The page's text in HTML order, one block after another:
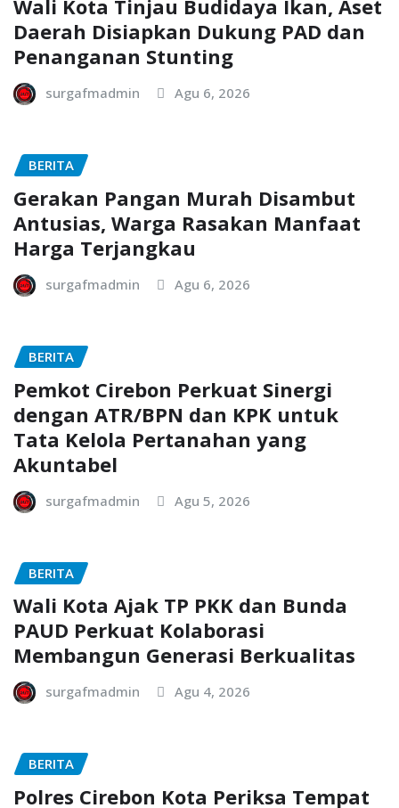
Wali Kota Tinjau Budidaya Ikan, Aset
Daerah Disiapkan Dukung PAD dan
Penanganan Stunting
surgafmadmin Agu 6, 2026
BERITA
Gerakan Pangan Murah Disambut
Antusias, Warga Rasakan Manfaat
Harga Terjangkau
surgafmadmin Agu 6, 2026
BERITA
Pemkot Cirebon Perkuat Sinergi
dengan ATR/BPN dan KPK untuk
Tata Kelola Pertanahan yang
Akuntabel
surgafmadmin Agu 5, 2026
BERITA
Wali Kota Ajak TP PKK dan Bunda
PAUD Perkuat Kolaborasi
Membangun Generasi Berkualitas
surgafmadmin Agu 4, 2026
BERITA
Polres Cirebon Kota Periksa Tempat